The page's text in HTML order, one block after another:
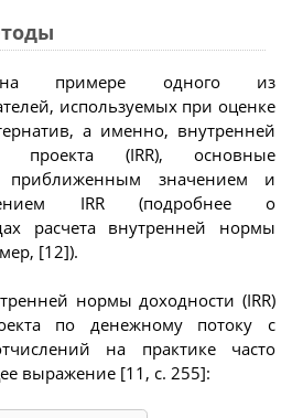
на примере одного из
используемых при оценке
а именно, внутренней
проекта (IRR), основные
приближенным значением и
IRR (подробнее о
расчета внутренней нормы
[12]).
нормы доходности (IRR)
по денежному потоку с
на практике часто
выражение [11, с. 255]: